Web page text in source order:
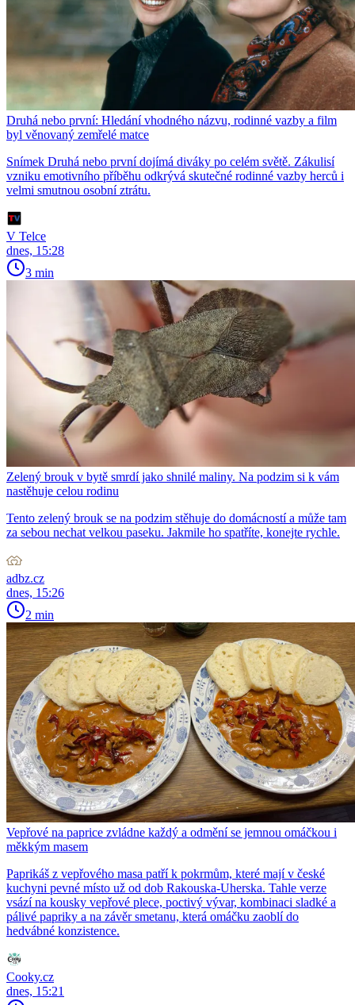
Druhá nebo první: Hledání vhodného názvu, rodinné vazby a film
byl věnovaný zemřelé matce
Snímek Druhá nebo první dojímá diváky po celém světě. Zákulisí
vzniku emotivního příběhu odkrývá skutečné rodinné vazby herců i
velmi smutnou osobní ztrátu.
V Telce
dnes, 15:28
3 min
Zelený brouk v bytě smrdí jako shnilé maliny. Na podzim si k vám
nastěhuje celou rodinu
Tento zelený brouk se na podzim stěhuje do domácností a může tam
za sebou nechat velkou paseku. Jakmile ho spatříte, konejte rychle.
adbz.cz
dnes, 15:26
2 min
Vepřové na paprice zvládne každý a odmění se jemnou omáčkou i
měkkým masem
Paprikáš z vepřového masa patří k pokrmům, které mají v české
kuchyni pevné místo už od dob Rakouska-Uherska. Tahle verze
vsází na kousky vepřové plece, poctivý vývar, kombinaci sladké a
pálivé papriky a na závěr smetanu, která omáčku zaoblí do
hedvábné konzistence.
Cooky.cz
dnes, 15:21